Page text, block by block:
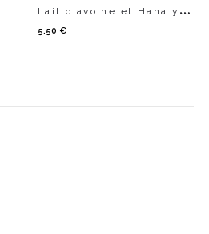
Lait d’avoine et Hana yuzu
5.50 €